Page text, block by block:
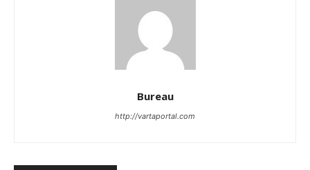
Bureau
http://vartaportal.com